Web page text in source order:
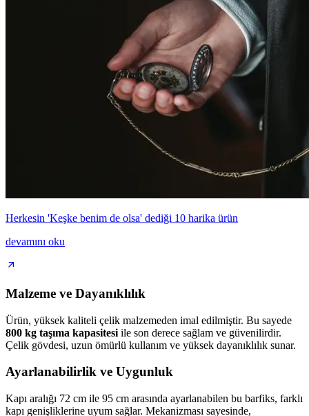
Herkesin 'Keşke benim de olsa' dediği 10 harika ürün
devamını oku
Malzeme ve Dayanıklılık
Ürün, yüksek kaliteli çelik malzemeden imal edilmiştir. Bu sayede
800 kg taşıma kapasitesi ile son derece sağlam ve güvenilirdir.
Çelik gövdesi, uzun ömürlü kullanım ve yüksek dayanıklılık sunar.
Ayarlanabilirlik ve Uygunluk
Kapı aralığı 72 cm ile 95 cm arasında ayarlanabilen bu barfiks, farklı
kapı genişliklerine uyum sağlar. Mekanizması sayesinde,